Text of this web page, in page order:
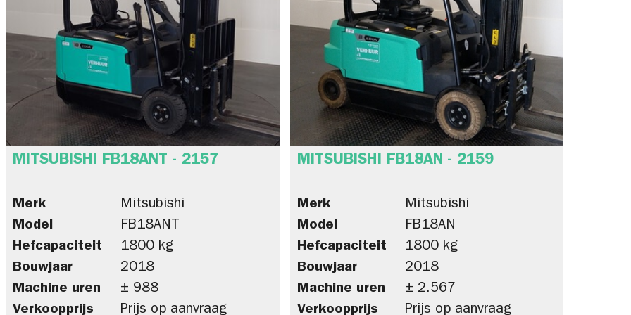
MITSUBISHI FB18ANT - 2157
Merk
Mitsubishi
Model
FB18ANT
Hefcapaciteit
1800 kg
Bouwjaar
2018
Machine uren
± 988
Verkoopprijs
Prijs op aanvraag
MITSUBISHI FB18AN - 2159
Merk
Mitsubishi
Model
FB18AN
Hefcapaciteit
1800 kg
Bouwjaar
2018
Machine uren
± 2.567
Verkoopprijs
Prijs op aanvraag